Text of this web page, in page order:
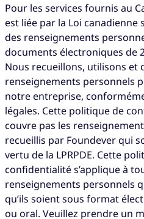
Pour les services fournis au
est liée par la Loi canadienne
des renseignements
documents électroniques de
Nous recueillons, utilisons et
renseignements personnels
notre entreprise,
légales. Cette politique de
couvre pas les
recueillis par Foundever qui
vertu de la LPRPDE. Cette
confidentialité s’applique à
renseignements personnels
qu’ils soient sous format
ou oral. Veuillez prendre un